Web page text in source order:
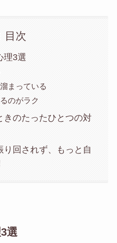
目次
理3選
まっている
のがラク
きのたったひとつの対
り回されず、もっと自
選